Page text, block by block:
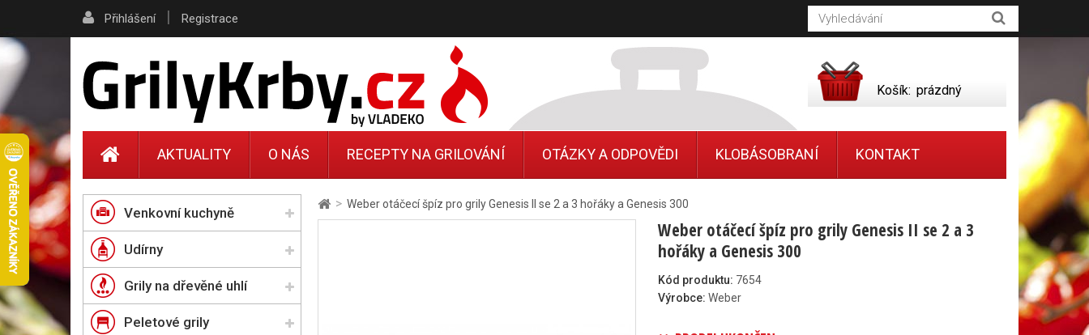
> Weber otáčecí špíz pro grily Genesis II se 2 a 3 hořáky a Genesis 300
Weber otáčecí špíz pro grily Genesis II se 2 a 3
hořáky a Genesis 300
Kód produktu: 7654
Výrobce: Weber
Venkovní kuchyně
Udírny
Grily na dřevěné uhlí
Peletové grily
Přihlášení | Registrace
Košík: prázdný
AKTUALITY O NÁS RECEPTY NA GRILOVÁNÍ OTÁZKY A ODPOVĚDI KLOBÁSOBRANÍ KONTAKT